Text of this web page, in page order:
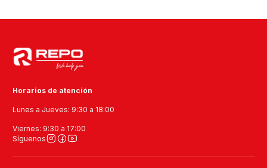
Horarios de atención
Lunes a Jueves: 9:30 a 18:00
Viernes: 9:30 a 17:00
Síguenos